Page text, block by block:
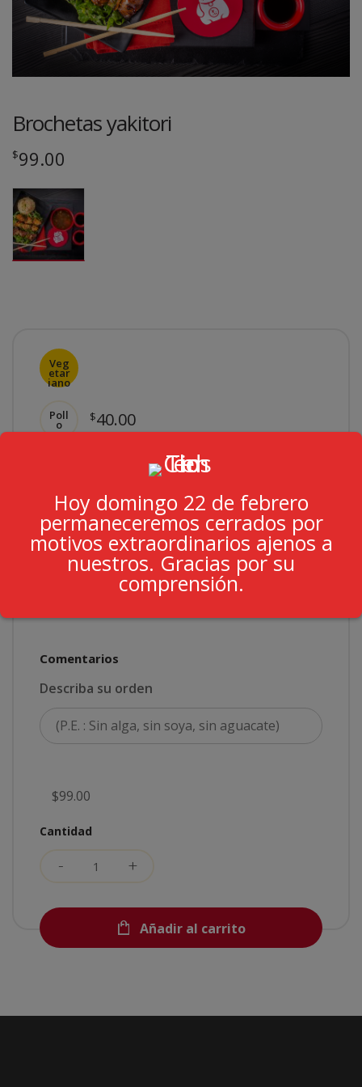
Brochetas yakitori
$99.00
Veg
etar
iano
Poll
o
$40.00
Cam
arón
$60.00
Mixt $70.00
Comentarios
Describa su orden
$99.00
Cantidad
Añadir al carrito
Hoy domingo 22 de febrero
permaneceremos cerrados por
motivos extraordinarios ajenos a
nuestros. Gracias por su
comprensión.